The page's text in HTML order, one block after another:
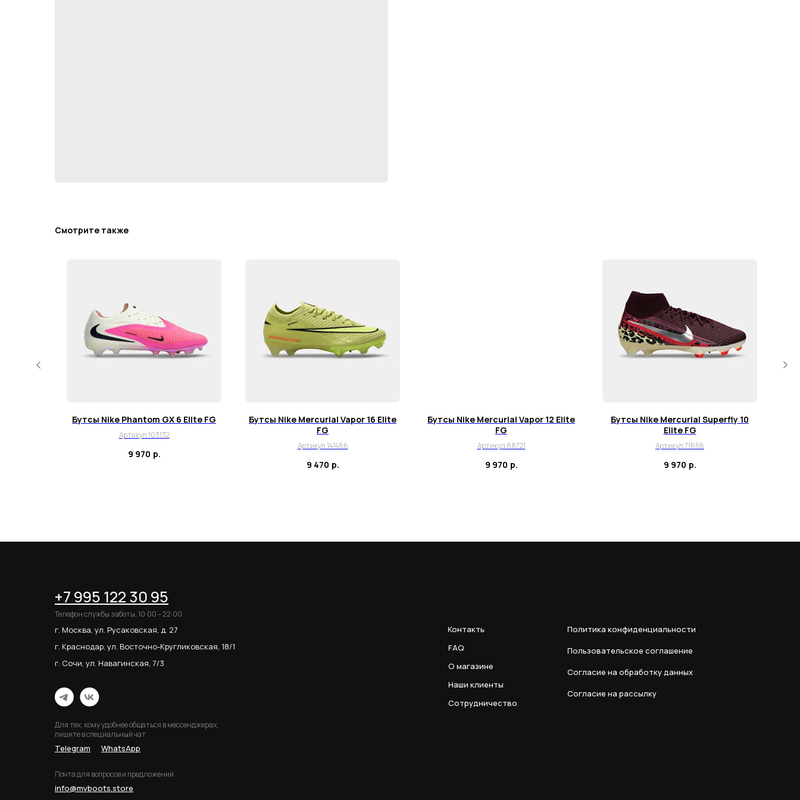
Смотрите также
Бутсы Nike Phantom GX 6 Elite FG
Артикул 103132
9 970 р.
Бутсы Nike Mercurial Vapor 16 Elite
FG
Артикул 141486
9 470 р.
Бутсы Nike Mercurial Vapor 12 Elite
FG
Артикул 88721
9 970 р.
Бутсы Nike Mercurial Superfly 10
Elite FG
Артикул 71658
9 970 р.
Политика конфиденциальности
Пользовательское соглашение
Согласие на обработку данных
Согласие на рассылку
FAQ
Наши клиенты
Сотрудничество
Контакты
О магазине
Telegram WhatsApp
Для тех, кому удобнее общаться в мессенджерах,
пишите в специальный чат
+7 995 122 30 95
Телефон службы заботы, 10:00 – 22:00
г. Москва, ул. Русаковская, д. 27
г. Краснодар, ул. Восточно-Кругликовская, 18/1
г. Сочи, ул. Навагинская, 7/3
Почта для вопросов и предложений
info@myboots.store